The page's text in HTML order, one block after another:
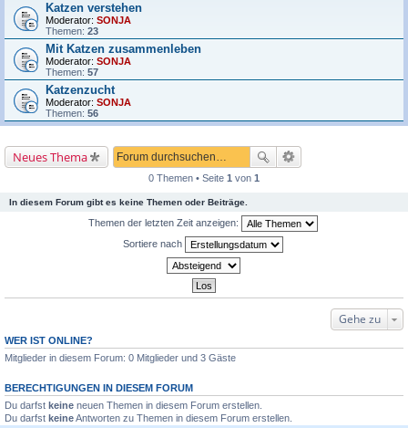
Katzen verstehen
Moderator: SONJA
Themen: 23
Mit Katzen zusammenleben
Moderator: SONJA
Themen: 57
Katzenzucht
Moderator: SONJA
Themen: 56
Neues Thema
0 Themen • Seite 1 von 1
In diesem Forum gibt es keine Themen oder Beiträge.
Themen der letzten Zeit anzeigen:
Sortiere nach
Gehe zu
WER IST ONLINE?
Mitglieder in diesem Forum: 0 Mitglieder und 3 Gäste
BERECHTIGUNGEN IN DIESEM FORUM
Du darfst keine neuen Themen in diesem Forum erstellen.
Du darfst keineAntworten zu Themen in diesem Forum erstellen.